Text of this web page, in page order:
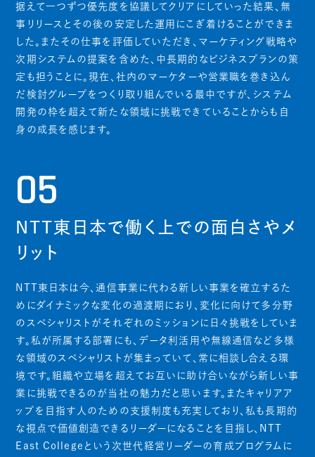
据えて一つずつ優先度を協議してクリアにしていった結果、無
事リリースとその後の安定した運用にこぎ着けることができま
した。またその仕事を評価していただき、マーケティング戦略や
次期システムの提案を含めた、中長期的なビジネスプランの策
定も担うことに。現在、社内のマーケターや営業職を巻き込ん
だ検討グループをつくり取り組んでいる最中ですが、システム
開発の枠を超えて新たな領域に挑戦できていることからも自
身の成長を感じます。
05
NTT東日本で働く上での面白さやメ
リット
NTT東日本は今、通信事業に代わる新しい事業を確立するた
めにダイナミックな変化の過渡期におり、変化に向けて多分野
のスペシャリストがそれぞれのミッションに日々挑戦をしていま
す。私が所属する部署にも、データ利活用や無線通信など多様
な領域のスペシャリストが集まっていて、常に相談し合える環
境です。組織や立場を超えてお互いに助け合いながら新しい事
業に挑戦できるのが当社の魅力だと思います。またキャリアア
ップを目指す人のための支援制度も充実しており、私も長期的
な視点で価値創造できるリーダーになることを目指し、NTT
East Collegeという次世代経営リーダーの育成プログラムに